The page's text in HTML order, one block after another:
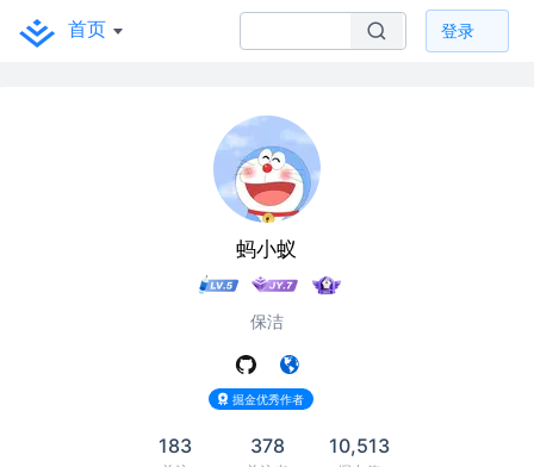
首页 登录
蚂小蚁
保洁
掘金优秀作者
183 378 10,513